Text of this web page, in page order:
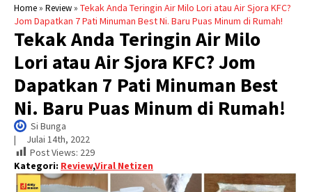
Home» Review» Tekak Anda Teringin Air Milo Lori atau Air Sjora KFC?
Jom Dapatkan 7 Pati Minuman Best Ni. Baru Puas Minum di Rumah!
Tekak Anda Teringin Air Milo
Lori atau Air Sjora KFC? Jom
Dapatkan 7 Pati Minuman Best
Ni. Baru Puas Minum di Rumah!
Si Bunga
| Julai 14th, 2022
Post Views: 229
Kategori: Review,Viral Netizen